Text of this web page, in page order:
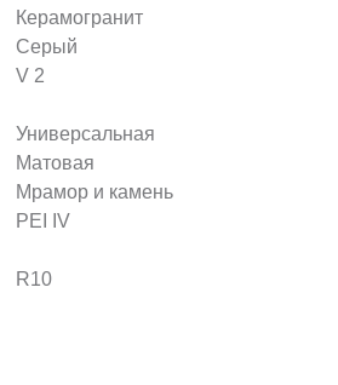
Керамогранит
Серый
V 2
Универсальная
Матовая
Мрамор и камень
PEI IV
R10